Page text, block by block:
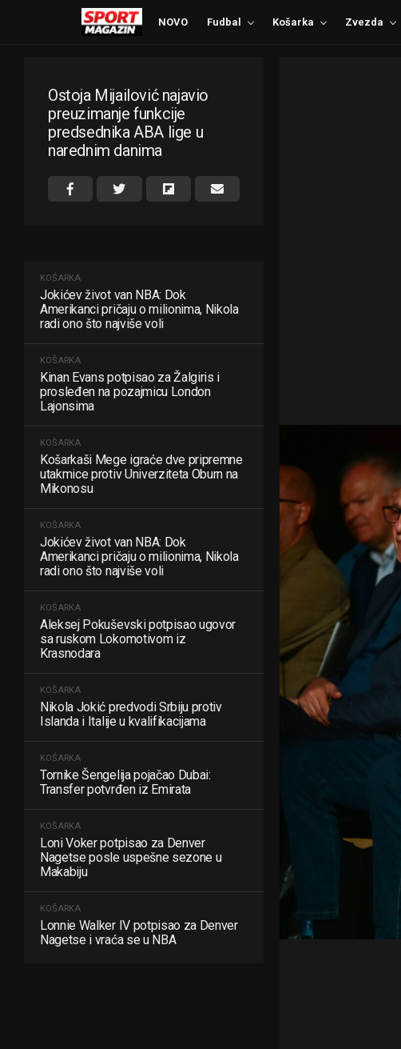
NOVO Fudbal Košarka Zvezda
Ostoja Mijailović najavio
preuzimanje funkcije
predsednika ABA lige u
narednim danima
KOŠARKA
Jokićev život van NBA: Dok
Amerikanci pričaju o milionima, Nikola
radi ono što najviše voli
KOŠARKA
Kinan Evans potpisao za Žalgiris i
prosleđen na pozajmicu London
Lajonsima
KOŠARKA
Košarkaši Mege igraće dve pripremne
utakmice protiv Univerziteta Oburn na
Mikonosu
KOŠARKA
Jokićev život van NBA: Dok
Amerikanci pričaju o milionima, Nikola
radi ono što najviše voli
KOŠARKA
Aleksej Pokuševski potpisao ugovor
sa ruskom Lokomotivom iz
Krasnodara
KOŠARKA
Nikola Jokić predvodi Srbiju protiv
Islanda i Italije u kvalifikacijama
KOŠARKA
Tornike Šengelija pojačao Dubai:
Transfer potvrđen iz Emirata
KOŠARKA
Loni Voker potpisao za Denver
Nagetse posle uspešne sezone u
Makabiju
KOŠARKA
Lonnie Walker IV potpisao za Denver
Nagetse i vraća se u NBA